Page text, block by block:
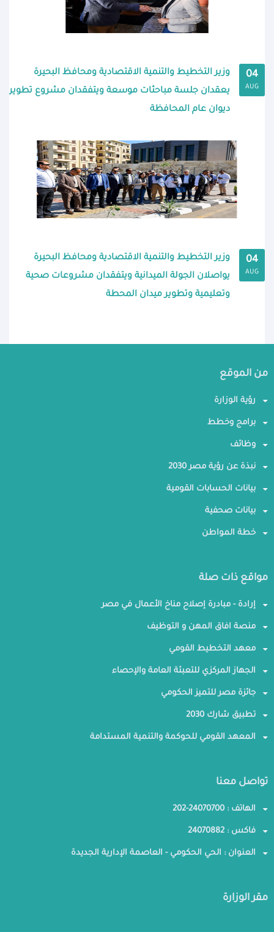
04
AUG
وزير التخطيط والتنمية الاقتصادية ومحافظ البحيرة
يعقدان جلسة مباحثات موسعة ويتفقدان مشروع تطوير
ديوان عام المحافظة
04
AUG
وزير التخطيط والتنمية الاقتصادية ومحافظ البحيرة
يواصلان الجولة الميدانية ويتفقدان مشروعات صحية
وتعليمية وتطوير ميدان المحطة
من الموقع
رؤية الوزارة
برامج وخطط
وظائف
نبذة عن رؤية مصر 2030
بيانات الحسابات القومية
بيانات صحفية
خطة المواطن
مواقع ذات صلة
إرادة - مبادرة إصلاح مناخ الأعمال في مصر
منصة افاق المهن و التوظيف
معهد التخطيط القومي
الجهاز المركزي للتعبئة العامة والإحصاء
جائزة مصر للتميز الحكومي
تطبيق شارك 2030
المعهد القومي للحوكمة والتنمية المستدامة
تواصل معنا
الهاتف : 24070700-202
فاكس : 24070882
العنوان : الحي الحكومي - العاصمة الإدارية الجديدة
مقر الوزارة